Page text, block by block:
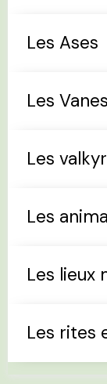
Les Ases
Les Vanes
Les
Les
Les lieux
Les rites